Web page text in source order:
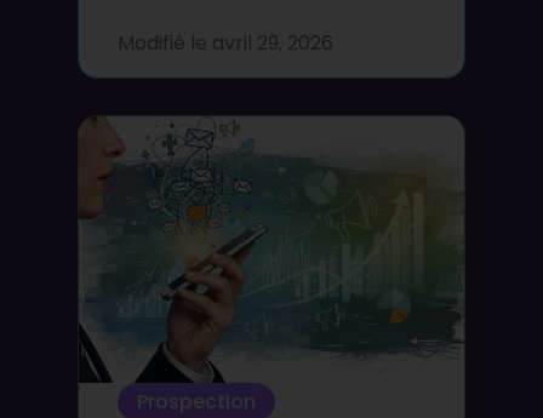
Modifié le avril 29, 2026
Prospection